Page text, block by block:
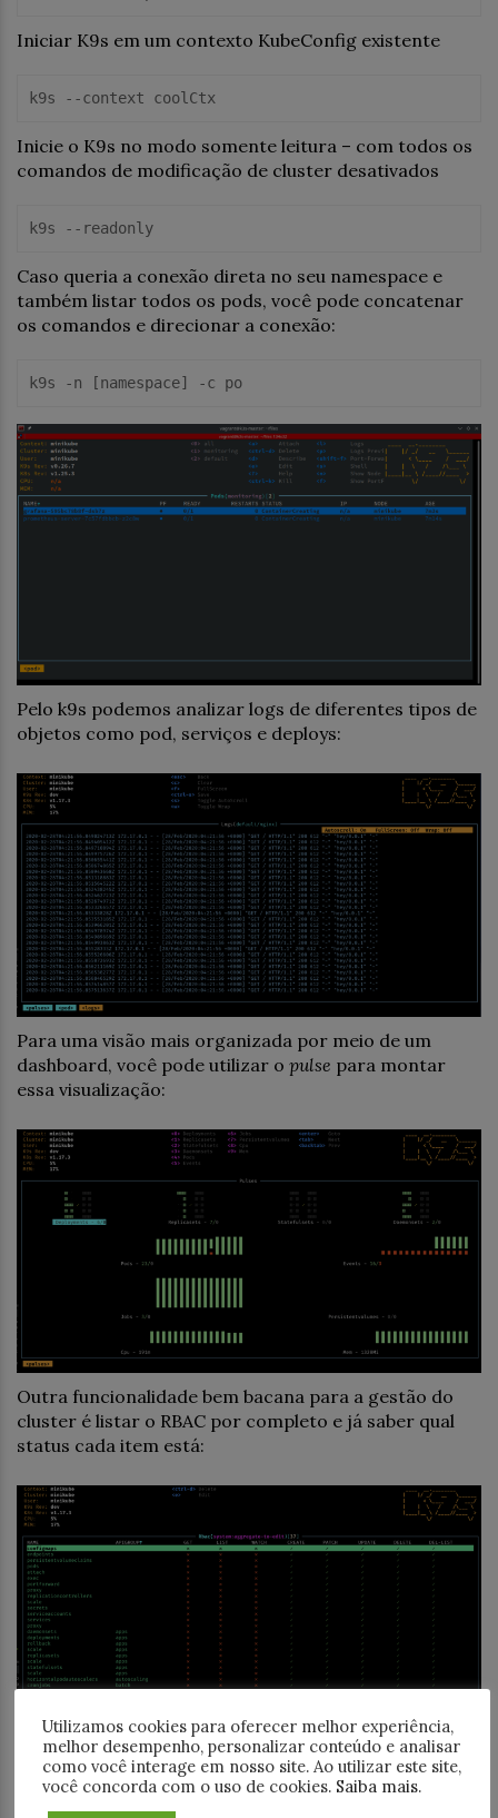
Iniciar K9s em um contexto KubeConfig existente
k9s --context coolCtx
Inicie o K9s no modo somente leitura – com todos os
comandos de modificação de cluster desativados
k9s --readonly
Caso queria a conexão direta no seu namespace e
também listar todos os pods, você pode concatenar
os comandos e direcionar a conexão:
k9s -n [namespace]
Pelo k9s podemos analizar logs de diferentes tipos de
objetos como pod, serviços e deploys:
Para uma visão mais organizada por meio de um
dashboard, você pode utilizar o pulse para montar
essa visualização:
Outra funcionalidade bem bacana para a gestão do
cluster é listar o RBAC por completo e já saber qual
status cada item está:
Espero que tenham gostado, até mais pessoal!
Utilizamos cookies para oferecer melhor experiência,
melhor desempenho, personalizar conteúdo e analisar
como você interage em nosso site. Ao utilizar este site,
você concorda com o uso de cookies. Saiba mais.